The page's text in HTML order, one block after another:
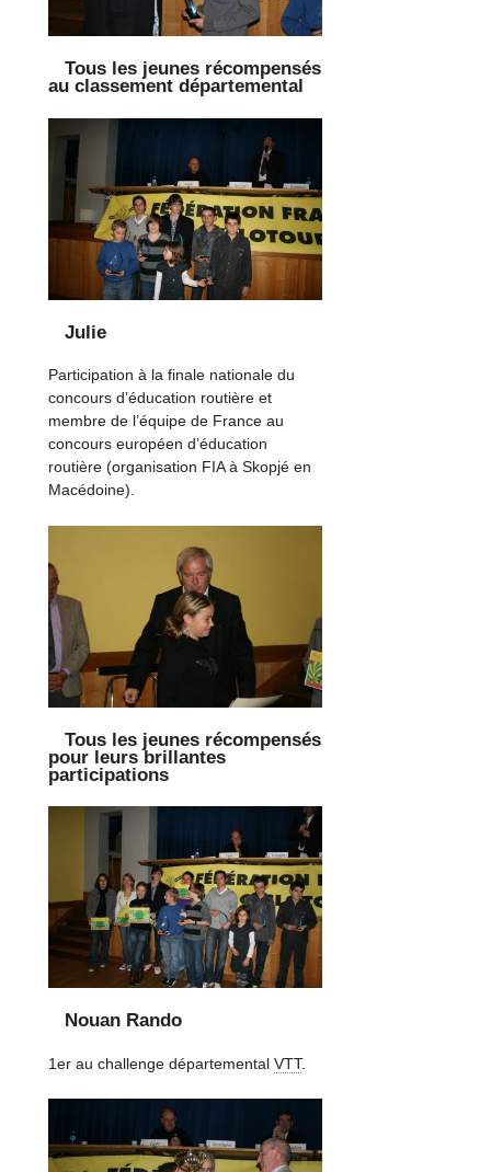
Tous les jeunes récompensés
au classement départemental
Julie
Participation à la finale nationale du
concours d’éducation routière et
membre de l’équipe de France au
concours européen d’éducation
routière (organisation FIA à Skopjé en
Macédoine).
Tous les jeunes récompensés
pour leurs brillantes
participations
Nouan Rando
1er au challenge départementalVTT.